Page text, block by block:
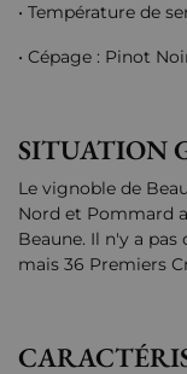
• Température de
• Cépage : Pinot
SITUATION
Le vignoble de
Nord et Pommard
Beaune. Il n'y a
mais 36 Premiers